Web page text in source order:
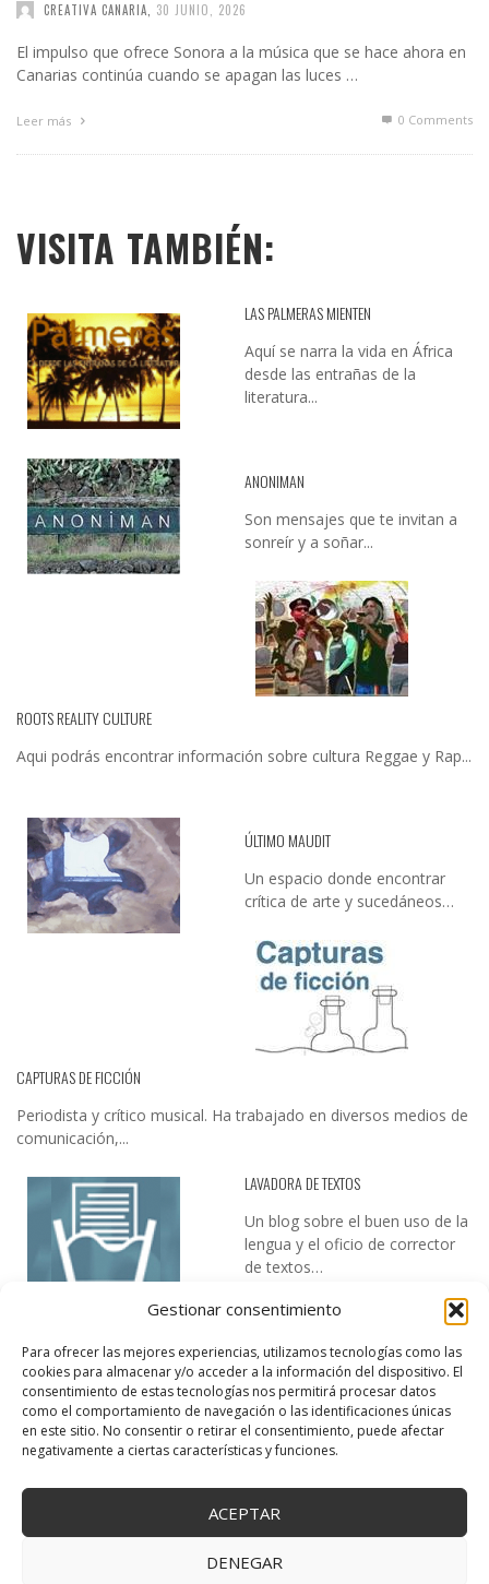
Gestionar consentimiento
Para ofrecer las mejores experiencias, utilizamos tecnologías como las
cookies para almacenar y/o acceder a la información del dispositivo. El
consentimiento de estas tecnologías nos permitirá procesar datos
como el comportamiento de navegación o las identificaciones únicas
en este sitio. No consentir o retirar el consentimiento, puede afectar
negativamente a ciertas características y funciones.
ACEPTAR
DENEGAR
CREATIVA CANARIA 30 JUNIO, 2026
El impulso que ofrece Sonora a la música que se hace ahora en
Canarias continúa cuando se apagan las luces …
Leer más 0 Comments
VISITA TAMBIÉN:
LAS PALMERAS MIENTEN
Aquí se narra la vida en África
desde las entrañas de la
literatura...
ANONIMAN
Son mensajes que te invitan a
sonreír y a soñar...
ROOTS REALITY CULTURE
Aqui podrás encontrar información sobre cultura Reggae y Rap...
ÚLTIMO MAUDIT
Un espacio donde encontrar
crítica de arte y sucedáneos…
CAPTURAS DE FICCIÓN
Periodista y crítico musical. Ha trabajado en diversos medios de
comunicación,...
LAVADORA DE TEXTOS
Un blog sobre el buen uso de la
lengua y el oficio de corrector
de textos…
DESIREE MARTÍN